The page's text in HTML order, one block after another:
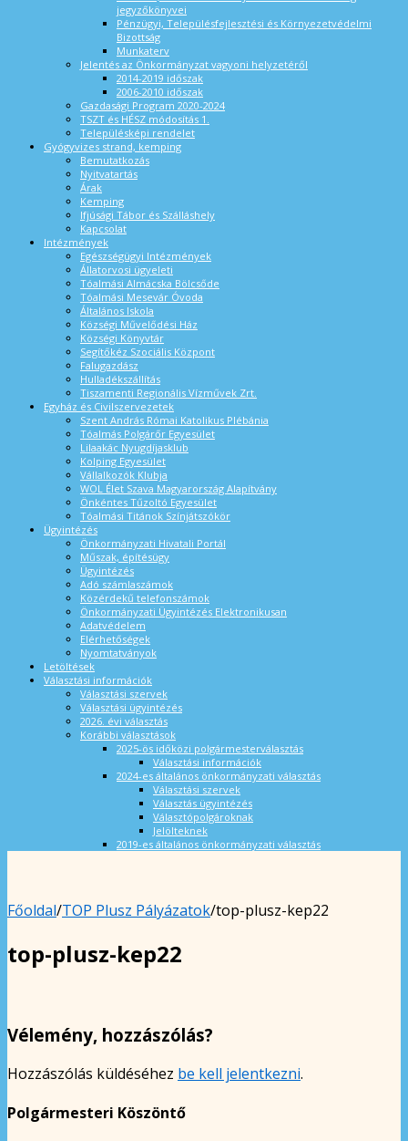
jegyzőkönyvei
Pénzügyi, Településfejlesztési és Környezetvédelmi
Bizottság
Munkaterv
Jelentés az Önkormányzat vagyoni helyzetéről
2014-2019 időszak
2006-2010 időszak
Gazdasági Program 2020-2024
TSZT és HÉSZ módosítás 1.
Településképi rendelet
Gyógyvizes strand, kemping
Bemutatkozás
Nyitvatartás
Árak
Kemping
Ifjúsági Tábor és Szálláshely
Kapcsolat
Intézmények
Egészségügyi Intézmények
Állatorvosi ügyeleti
Tóalmási Almácska Bölcsőde
Tóalmási Mesevár Óvoda
Általános Iskola
Községi Művelődési Ház
Községi Könyvtár
Segítőkéz Szociális Központ
Falugazdász
Hulladékszállítás
Tiszamenti Regionális Vízművek Zrt.
Egyház és Civilszervezetek
Szent András Római Katolikus Plébánia
Tóalmás Polgárőr Egyesület
Lilaakác Nyugdíjasklub
Kolping Egyesület
Vállalkozók Klubja
WOL Élet Szava Magyarország Alapítvány
Önkéntes Tűzoltó Egyesület
Tóalmási Titánok Színjátszókör
Ügyintézés
Önkormányzati Hivatali Portál
Műszak, építésügy
Ügyintézés
Adó számlaszámok
Közérdekű telefonszámok
Önkormányzati Ügyintézés Elektronikusan
Adatvédelem
Elérhetőségek
Nyomtatványok
Letöltések
Választási információk
Választási szervek
Választási ügyintézés
2026. évi választás
Korábbi választások
2025-ös időközi polgármesterválasztás
Választási információk
2024-es általános önkormányzati választás
Választási szervek
Választás ügyintézés
Választópolgároknak
Jelölteknek
2019-es általános önkormányzati választás
Főoldal/TOP Plusz Pályázatok/top-plusz-kep22
top-plusz-kep22
Vélemény, hozzászólás?
Hozzászólás küldéséhez be kell jelentkezni.
Polgármesteri Köszöntő